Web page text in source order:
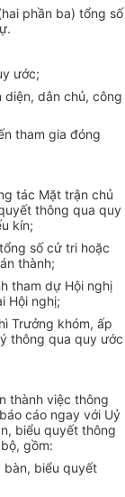
phần ba) tổng số
ước;
dân chủ, công
tham gia đóng
tác Mặt trận chủ
thông qua quy
kín;
số cử tri hoặc
thành;
tham dự Hội nghị
Hội nghị;
Trưởng khóm, ấp
thông qua quy ước
thành việc thông
cáo ngay với Uỷ
biểu quyết thông
gồm:
bàn, biểu quyết